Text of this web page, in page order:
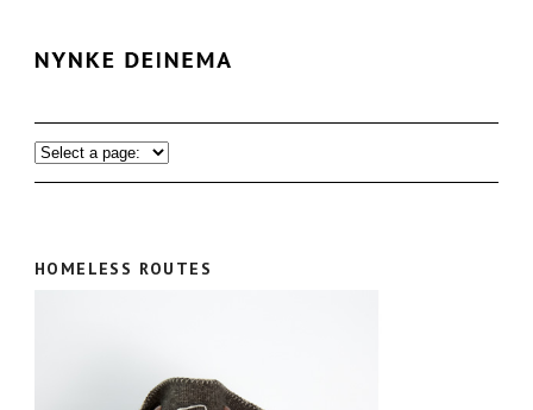
HOMELESS ROUTES